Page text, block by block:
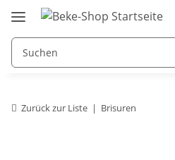
Zurück zur Liste Brisuren